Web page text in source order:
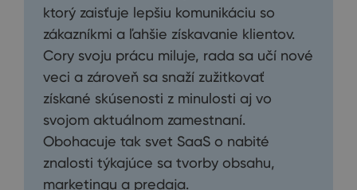
ktorý zaisťuje lepšiu komunikáciu so
zákazníkmi a ľahšie získavanie klientov.
Cory svoju prácu miluje, rada sa učí nové
veci a zároveň sa snaží zužitkovať
získané skúsenosti z minulosti aj vo
svojom aktuálnom zamestnaní.
Obohacuje tak svet SaaS o nabité
znalosti týkajúce sa tvorby obsahu,
marketingu a predaja.